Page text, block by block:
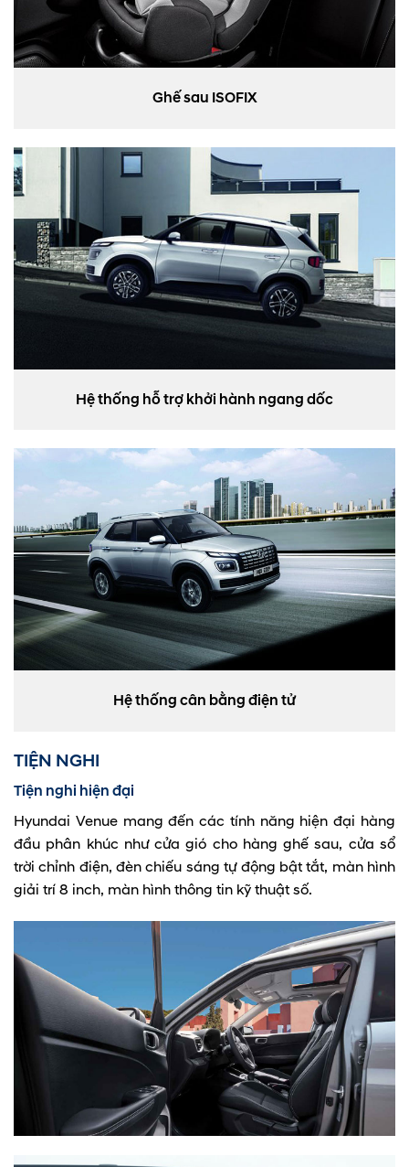
Ghế sau ISOFIX
Hệ thống hỗ trợ khởi hành ngang dốc
Hệ thống cân bằng điện tử
TIỆN NGHI
Tiện nghi hiện đại
Hyundai Venue mang đến các tính năng hiện đại hàng
đầu phân khúc như cửa gió cho hàng ghế sau, cửa sổ
trời chỉnh điện, đèn chiếu sáng tự động bật tắt, màn hình
giải trí 8 inch, màn hình thông tin kỹ thuật số.